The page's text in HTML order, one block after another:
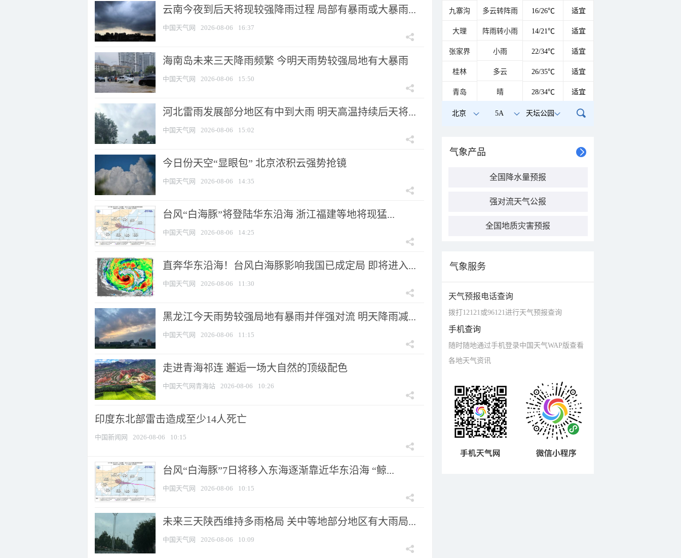
云南今夜到后天将现较强降雨过程 局部有暴雨或大暴雨...
中国天气网 2026-08-06 16:37
海南岛未来三天降雨频繁 今明天雨势较强局地有大暴雨
中国天气网 2026-08-06 15:50
河北雷雨发展部分地区有中到大雨 明天高温持续后天将...
中国天气网 2026-08-06 15:02
今日份天空“显眼包” 北京浓积云强势抢镜
中国天气网 2026-08-06 14:35
台风“白海豚”将登陆华东沿海 浙江福建等地将现猛...
中国天气网 2026-08-06 14:25
直奔华东沿海！台风白海豚影响我国已成定局 即将进入...
中国天气网 2026-08-06 11:30
黑龙江今天雨势较强局地有暴雨并伴强对流 明天降雨减...
中国天气网 2026-08-06 11:15
走进青海祁连 邂逅一场大自然的顶级配色
中国天气网青海站 2026-08-06 10:26
印度东北部雷击造成至少14人死亡
中国新闻网 2026-08-06 10:15
台风“白海豚”7日将移入东海逐渐靠近华东沿海 “鲸...
中国天气网 2026-08-06 10:15
未来三天陕西维持多雨格局 关中等地部分地区有大雨局...
中国天气网 2026-08-06 10:09
九寨沟 多云转阵雨 16/26℃ 适宜
大理 阵雨转小雨 14/21℃ 适宜
张家界 小雨 22/34℃ 适宜
桂林 多云 26/35℃ 适宜
青岛 晴 28/34℃ 适宜
北京 5A 天坛公园
气象产品
全国降水量预报
强对流天气公报
全国地质灾害预报
气象服务
天气预报电话查询
拨打12121或96121进行天气预报查询
手机查询
随时随地通过手机登录中国天气WAP版查看
各地天气资讯